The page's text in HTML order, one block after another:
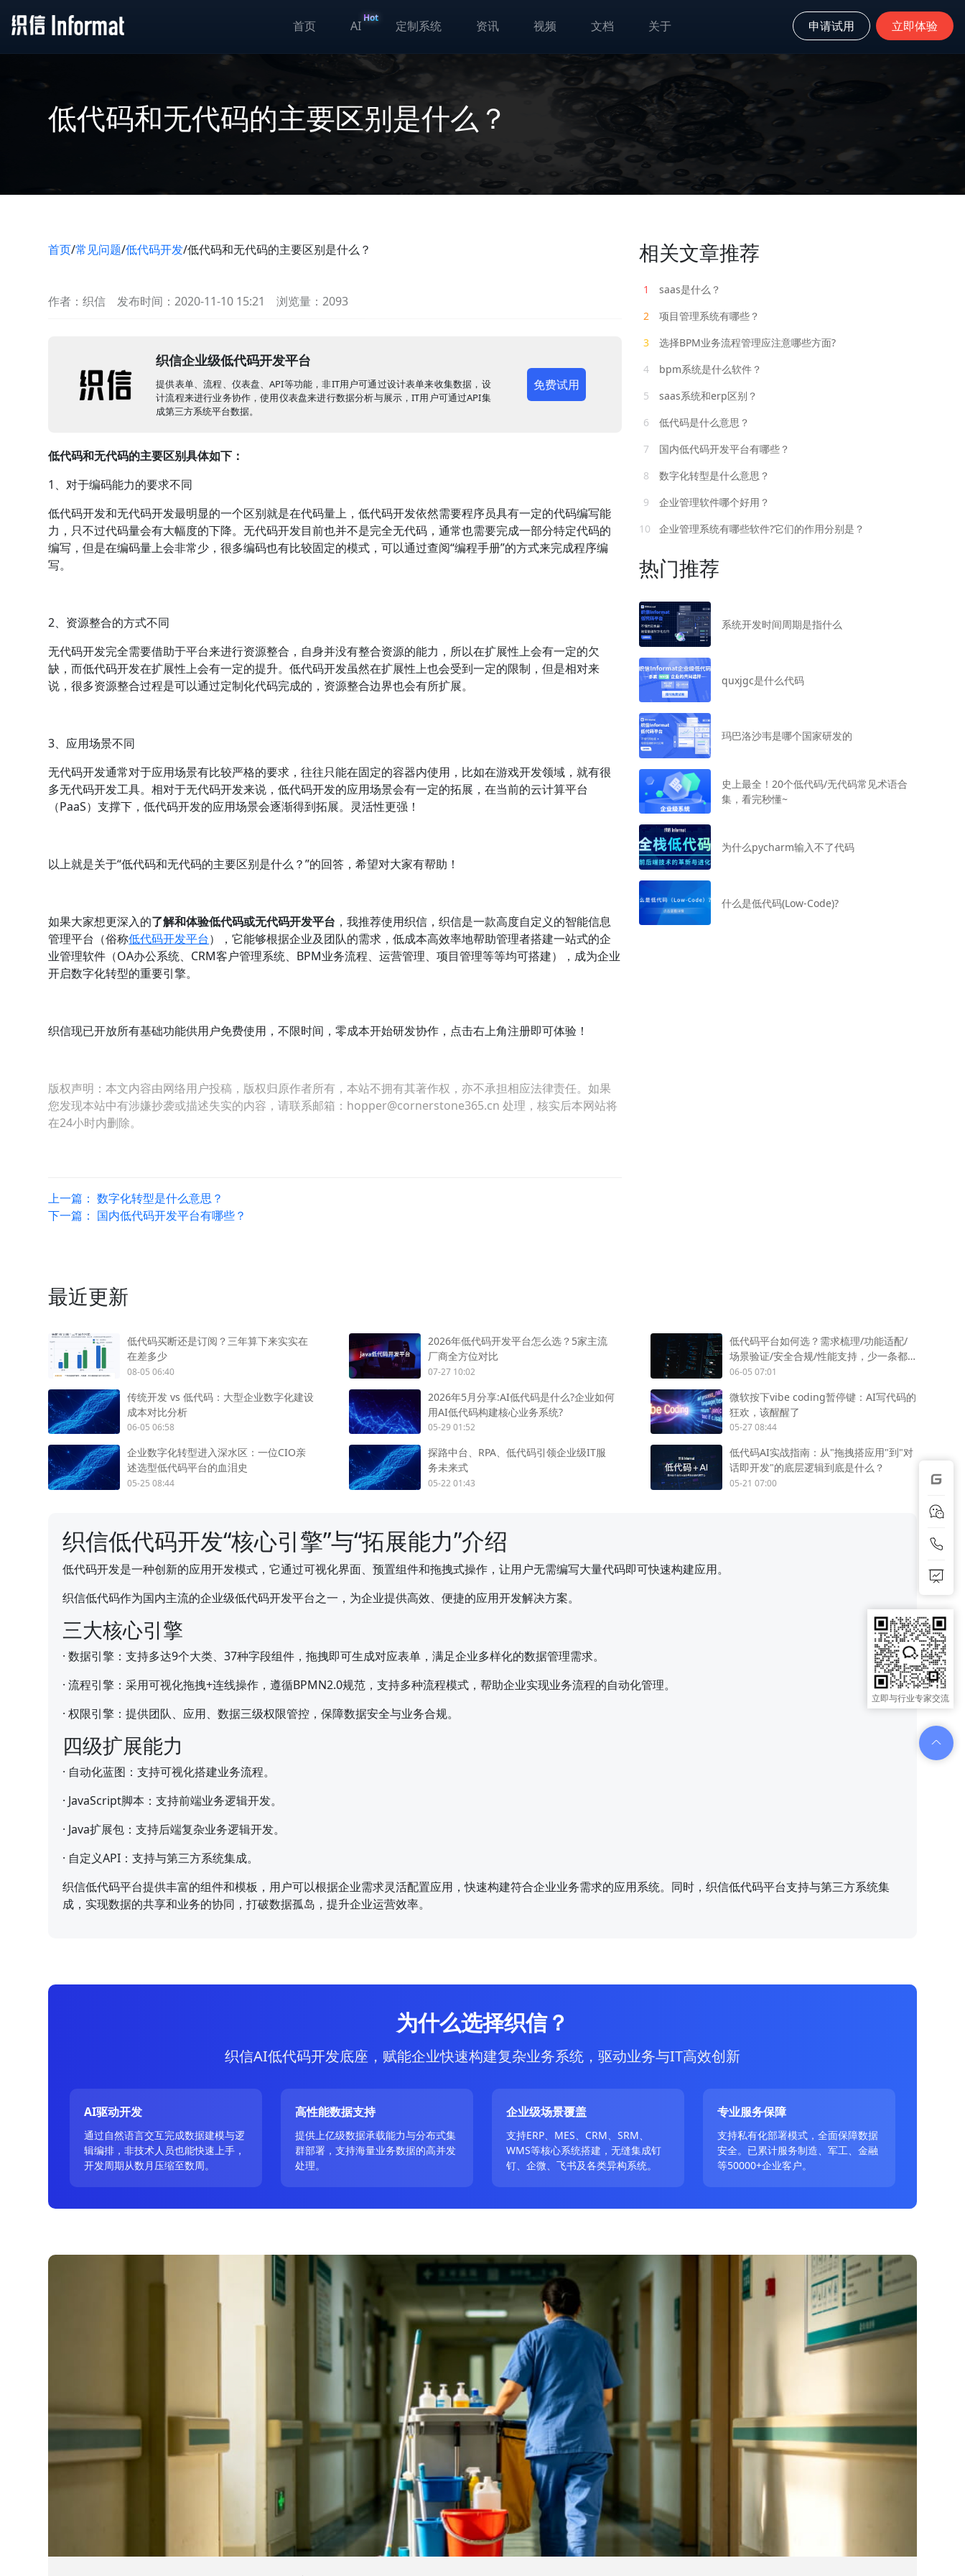
首页 AI
Hot
定制系统 资讯 视频 文档 关于 申请试用 立即体验
低代码和无代码的主要区别是什么？
首页/常见问题/低代码开发/低代码和无代码的主要区别是什么？
作者：织信 发布时间：2020-11-10 15:21 浏览量：2093
织信企业级低代码开发平台
提供表单、流程、仪表盘、API等功能，非IT用户可通过设计表单来收集数据，设
计流程来进行业务协作，使用仪表盘来进行数据分析与展示，IT用户可通过API集
成第三方系统平台数据。
免费试用
低代码和无代码的主要区别具体如下：
1、对于编码能力的要求不同
低代码开发和无代码开发最明显的一个区别就是在代码量上，低代码开发依然需要程序员具有一定的代码编写能
力，只不过代码量会有大幅度的下降。无代码开发目前也并不是完全无代码，通常也需要完成一部分特定代码的
编写，但是在编码量上会非常少，很多编码也有比较固定的模式，可以通过查阅“编程手册”的方式来完成程序编
写。
2、资源整合的方式不同
无代码开发完全需要借助于平台来进行资源整合，自身并没有整合资源的能力，所以在扩展性上会有一定的欠
缺，而低代码开发在扩展性上会有一定的提升。低代码开发虽然在扩展性上也会受到一定的限制，但是相对来
说，很多资源整合过程是可以通过定制化代码完成的，资源整合边界也会有所扩展。
3、应用场景不同
无代码开发通常对于应用场景有比较严格的要求，往往只能在固定的容器内使用，比如在游戏开发领域，就有很
多无代码开发工具。相对于无代码开发来说，低代码开发的应用场景会有一定的拓展，在当前的云计算平台
（PaaS）支撑下，低代码开发的应用场景会逐渐得到拓展。灵活性更强！
以上就是关于“低代码和无代码的主要区别是什么？”的回答，希望对大家有帮助！
如果大家想更深入的了解和体验低代码或无代码开发平台 ，我推荐使用织信，织信是一款高度自定义的智能信息
管理平台（俗称低代码开发平台），它能够根据企业及团队的需求，低成本高效率地帮助管理者搭建一站式的企
业管理软件（OA办公系统、CRM客户管理系统、BPM业务流程、运营管理、项目管理等等均可搭建），成为企业
开启数字化转型的重要引擎。
织信现已开放所有基础功能供用户免费使用，不限时间，零成本开始研发协作，点击右上角注册即可体验！
版权声明：本文内容由网络用户投稿，版权归原作者所有，本站不拥有其著作权，亦不承担相应法律责任。如果
您发现本站中有涉嫌抄袭或描述失实的内容，请联系邮箱：hopper@cornerstone365.cn 处理，核实后本网站将
在24小时内删除。
上一篇：数字化转型是什么意思？
下一篇： 国内低代码开发平台有哪些？
相关文章推荐
1
saas是什么？
2
项目管理系统有哪些？
3
选择BPM业务流程管理应注意哪些方面?
4
bpm系统是什么软件？
5
saas系统和erp区别？
6
低代码是什么意思？
7
国内低代码开发平台有哪些？
8
数字化转型是什么意思？
9
企业管理软件哪个好用？
10
企业管理系统有哪些软件?它们的作用分别是？
热门推荐
系统开发时间周期是指什么
quxjgc是什么代码
玛巴洛沙韦是哪个国家研发的
史上最全！20个低代码/无代码常见术语合
集，看完秒懂~
为什么pycharm输入不了代码
什么是低代码(Low-Code)?
最近更新
低代码买断还是订阅？三年算下来实实在
在差多少
08-05 06:40
2026年低代码开发平台怎么选？5家主流
厂商全方位对比
07-27 10:02
低代码平台如何选？需求梳理/功能适配/
场景验证/安全合规/性能支持，少一条都
不行
06-05 07:01
传统开发 vs 低代码：大型企业数字化建设
成本对比分析
06-05 06:58
2026年5月分享:AI低代码是什么?企业如何
用AI低代码构建核心业务系统?
05-29 01:52
微软按下vibe coding暂停键：AI写代码的
狂欢，该醒醒了
05-27 08:44
企业数字化转型进入深水区：一位CIO亲
述选型低代码平台的血泪史
05-25 08:44
探路中台、RPA、低代码引领企业级IT服
务未来式
05-22 01:43
低代码AI实战指南：从"拖拽搭应用"到"对
话即开发"的底层逻辑到底是什么？
05-21 07:00
织信低代码开发“核心引擎”与“拓展能力”介绍
低代码开发是一种创新的应用开发模式，它通过可视化界面、预置组件和拖拽式操作，让用户无需编写大量代码即可快速构建应用。
织信低代码作为国内主流的企业级低代码开发平台之一，为企业提供高效、便捷的应用开发解决方案。
三大核心引擎
·数据引擎：支持多达9个大类、37种字段组件，拖拽即可生成对应表单，满足企业多样化的数据管理需求。
·流程引擎：采用可视化拖拽+连线操作，遵循BPMN2.0规范，支持多种流程模式，帮助企业实现业务流程的自动化管理。
·权限引擎：提供团队、应用、数据三级权限管控，保障数据安全与业务合规。
四级扩展能力
· 自动化蓝图：支持可视化搭建业务流程。
· JavaScript脚本：支持前端业务逻辑开发。
· Java扩展包：支持后端复杂业务逻辑开发。
· 自定义API：支持与第三方系统集成。
织信低代码平台提供丰富的组件和模板，用户可以根据企业需求灵活配置应用，快速构建符合企业业务需求的应用系统。同时，织信低代码平台支持与第三方系统集
成，实现数据的共享和业务的协同，打破数据孤岛，提升企业运营效率。
为什么选择织信？
织信AI低代码开发底座，赋能企业快速构建复杂业务系统，驱动业务与IT高效创新
AI驱动开发
通过自然语言交互完成数据建模与逻
辑编排，非技术人员也能快速上手，
开发周期从数月压缩至数周。
高性能数据支持
提供上亿级数据承载能力与分布式集
群部署，支持海量业务数据的高并发
处理。
企业级场景覆盖
支持ERP、MES、CRM、SRM、
WMS等核心系统搭建，无缝集成钉
钉、企微、飞书及各类异构系统。
专业服务保障
支持私有化部署模式，全面保障数据
安全。已累计服务制造、军工、金融
等50000+企业客户。
立即与行业专家交流